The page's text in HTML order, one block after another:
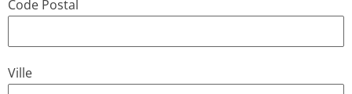
Code Postal
Ville